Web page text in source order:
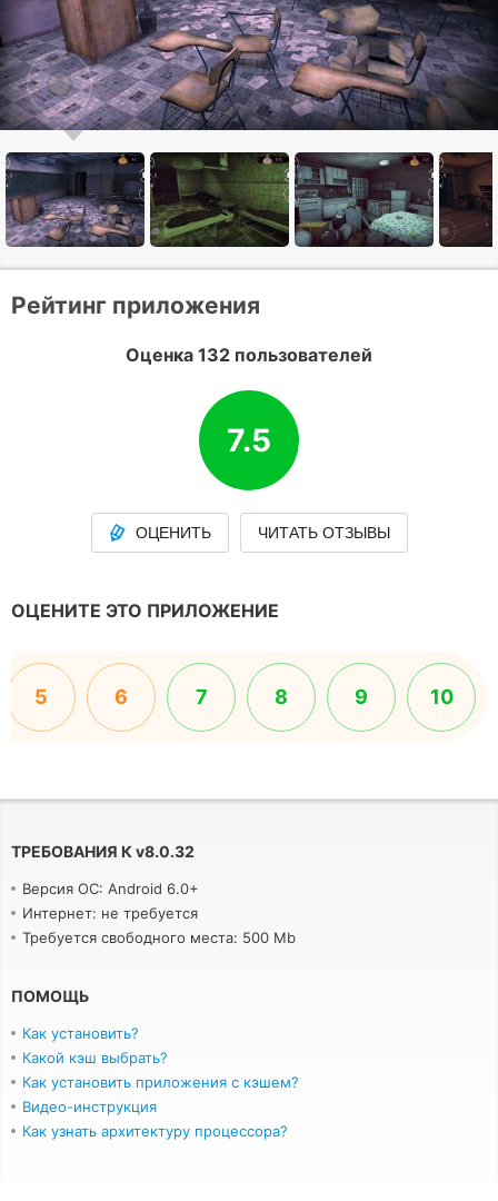
Рейтинг приложения
Оценка 132 пользователей
7.5
ОЦЕНИТЬ ЧИТАТЬ ОТЗЫВЫ
ОЦЕНИТЕ ЭТО ПРИЛОЖЕНИЕ
5 6 7 8 9 10
ТРЕБОВАНИЯ К v8.0.32
Версия ОС: Android 6.0+
Интернет: не требуется
Требуется свободного места: 500 Mb
ПОМОЩЬ
Как установить?
Какой кэш выбрать?
Как установить приложения с кэшем?
Видео-инструкция
Как узнать архитектуру процессора?